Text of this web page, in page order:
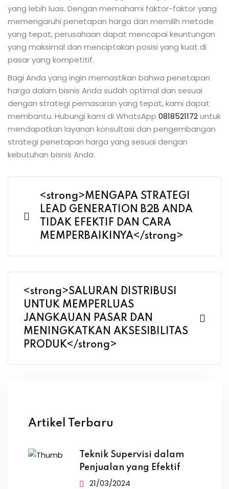
yang lebih luas. Dengan memahami faktor-faktor yang
memengaruhi penetapan harga dan memilih metode
yang tepat, perusahaan dapat mencapai keuntungan
yang maksimal dan menciptakan posisi yang kuat di
pasar yang kompetitif.
Bagi Anda yang ingin memastikan bahwa penetapan
harga dalam bisnis Anda sudah optimal dan sesuai
dengan strategi pemasaran yang tepat, kami dapat
membantu. Hubungi kami di WhatsApp 0818521172untuk
mendapatkan layanan konsultasi dan pengembangan
strategi penetapan harga yang sesuai dengan
kebutuhan bisnis Anda.
<strong>MENGAPA STRATEGI
LEAD GENERATION B2B ANDA
TIDAK EFEKTIF DAN CARA
MEMPERBAIKINYA</strong>
<strong>SALURAN DISTRIBUSI
UNTUK MEMPERLUAS
JANGKAUAN PASAR DAN
MENINGKATKAN AKSESIBILITAS
PRODUK</strong>
Artikel Terbaru
Teknik Supervisi dalam
Penjualan yang Efektif
21/03/2024